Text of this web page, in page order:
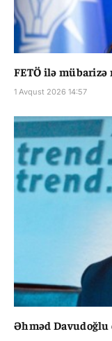
FETÖ ilə
1 Avqust 2026 14:57
Əhməd